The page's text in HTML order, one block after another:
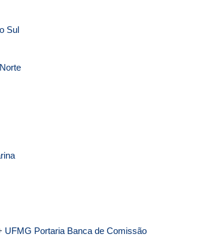
Sul
UFMG Portaria Banca de Comissão